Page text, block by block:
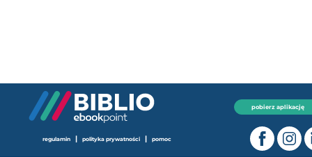
pobierz aplikację
regulamin | polityka prywatności | pomoc